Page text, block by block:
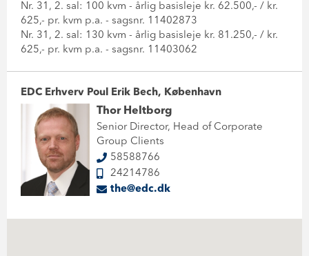
Nr. 31, 2. sal: 100 kvm - årlig basisleje kr. 62.500,- / kr.
625,- pr. kvm p.a. - sagsnr. 11402873
Nr. 31, 2. sal: 130 kvm - årlig basisleje kr. 81.250,- / kr.
625,- pr. kvm p.a. - sagsnr. 11403062
EDC Erhverv Poul Erik Bech, København
Thor Heltborg
Senior Director, Head of Corporate
Group Clients
58588766
24214786
the@edc.dk